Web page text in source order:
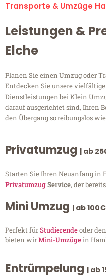
Transporte & Umzüge
Leistungen &
Elche
Planen Sie einen Umzug oder
Entdecken Sie unsere
Dienstleistungen bei Klein
darauf ausgerichtet sind, Ihren
den Übergang so reibungslos
Privatumzug | ab
Starten Sie Ihren Neuanfang in
PrivatumzugService, der
Mini Umzug | ab 100€
Perfekt fürStudierendeoder
bieten wirMini-Umzügein
Entrümpelung | ab